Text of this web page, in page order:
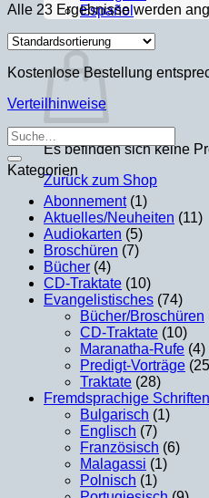
Español
Warenkorb
Es befinden sich keine
Zurück zum Shop
Alle 23 Ergebnisse werden
Kostenlose Bestellung
Verteilhinweise
Suche
nach:
Kategorien
Abonnement (1)
Aktuelles/Neuheiten (11)
Audiokarten (5)
Broschüren (7)
Bücher (4)
CD-Traktate (10)
Evangelistisches (74)
Bücher/Broschüren
CD-Traktate (10)
Maranatha-Rufe (4)
Predigt-Vorträge
Traktate (28)
Fremdsprachige Schriften
Bulgarisch (1)
Englisch (7)
Französisch (6)
Malagassi (1)
Polnisch (1)